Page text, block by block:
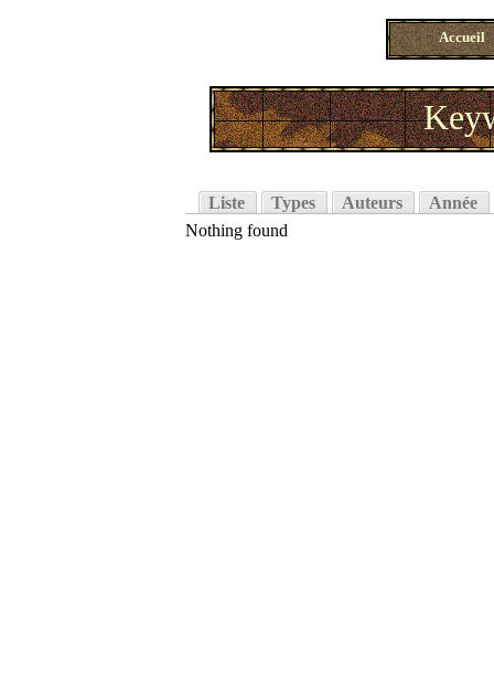
Accueil
Liste Types Auteurs
Année
Nothing found